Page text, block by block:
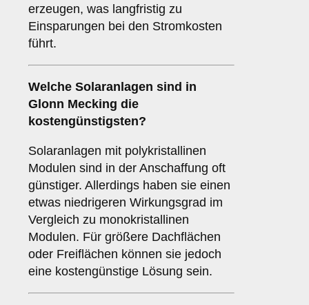
erzeugen, was langfristig zu
Einsparungen bei den Stromkosten
führt.
Welche Solaranlagen sind in
Glonn Mecking die
kostengünstigsten?
Solaranlagen mit polykristallinen
Modulen sind in der Anschaffung oft
günstiger. Allerdings haben sie einen
etwas niedrigeren Wirkungsgrad im
Vergleich zu monokristallinen
Modulen. Für größere Dachflächen
oder Freiflächen können sie jedoch
eine kostengünstige Lösung sein.